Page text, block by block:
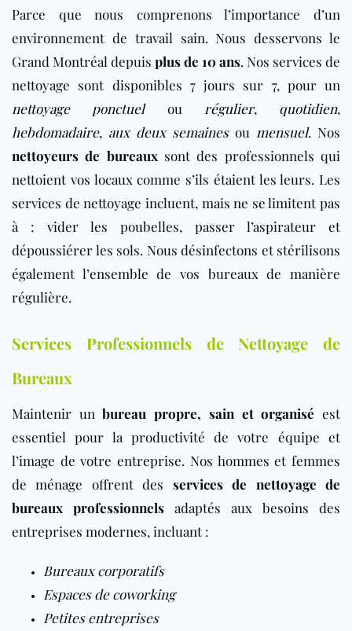
Parce que nous comprenons l’importance d’un
environnement de travail sain. Nous desservons le
Grand Montréal depuis plus de 10 ans. Nos services de
nettoyage sont disponibles 7 jours sur 7, pour un
nettoyage ponctuelou régulier, quotidien,
hebdomadaire, aux deux semainesou mensuel. Nos
nettoyeurs de bureauxsont des professionnels qui
nettoient vos locaux comme s’ils étaient les leurs. Les
services de nettoyage incluent, mais ne se limitent pas
à : vider les poubelles, passer l’aspirateur et
dépoussiérer les sols. Nous désinfectons et stérilisons
également l’ensemble de vos bureaux de manière
régulière.
Services Professionnels de Nettoyage de
Bureaux
Maintenir unbureau propre, sain et organisé est
essentiel pour la productivité de votre équipe et
l’image de votre entreprise. Nos hommes et femmes
de ménage offrent des services de nettoyage de
bureaux professionnels adaptés aux besoins des
entreprises modernes, incluant :
Bureaux corporatifs
Espaces de coworking
Petites entreprises